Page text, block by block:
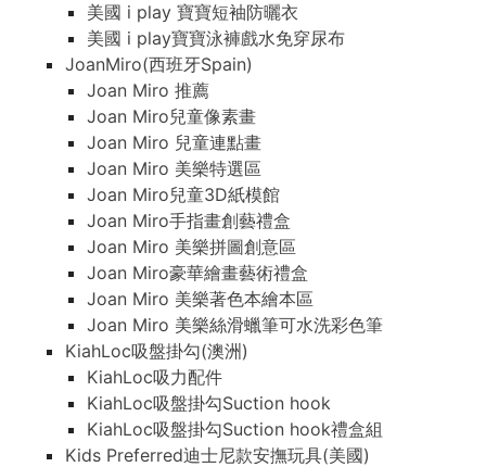
美國 i play 寶寶短袖防曬衣
美國 i play寶寶泳褲戲水免穿尿布
JoanMiro(西班牙Spain)
Joan Miro 推薦
Joan Miro兒童像素畫
Joan Miro 兒童連點畫
Joan Miro 美樂特選區
Joan Miro兒童3D紙模館
Joan Miro手指畫創藝禮盒
Joan Miro 美樂拼圖創意區
Joan Miro豪華繪畫藝術禮盒
Joan Miro 美樂著色本繪本區
Joan Miro 美樂絲滑蠟筆可水洗彩色筆
KiahLoc吸盤掛勾(澳洲)
KiahLoc吸力配件
KiahLoc吸盤掛勾Suction hook
KiahLoc吸盤掛勾Suction hook禮盒組
Kids Preferred迪士尼款安撫玩具(美國)